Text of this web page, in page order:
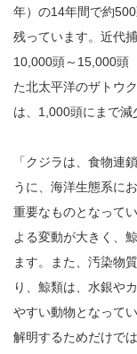
年）の14年間で約
残っています。近代
10,000頭～15,000頭
た北太平洋のザトウ
は、1,000頭にまで減
「クジラは、食物連
うに、海洋生態系に
重要なものとなって
よる変動が大きく、
ます。また、汚染物
り、鯨類は、水銀や
やすい動物となって
解明するためだけで